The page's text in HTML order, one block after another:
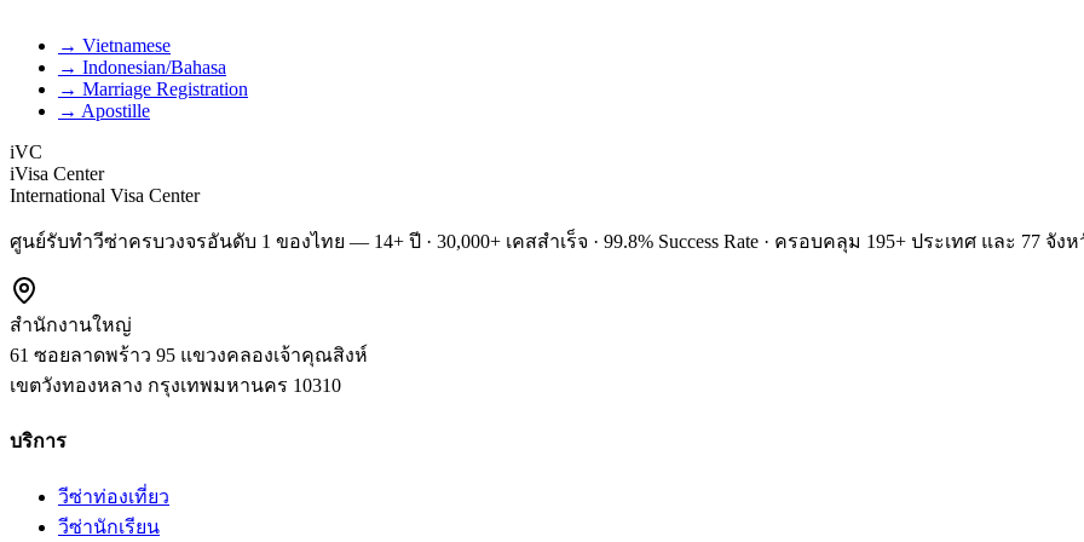
→ Vietnamese
→ Indonesian/Bahasa
→ Marriage Registration
→ Apostille
iVC
iVisa Center
International Visa Center
ศูนย์รับทำวีซ่าครบวงจรอันดับ 1 ของไทย — 14+ ปี · 30,000+ เคสสำเร็จ · 99.8% Success Rate · ครอบคลุม 195+ ประเทศ และ 77 จัง
สำนักงานใหญ่
61 ซอยลาดพร้าว 95 แขวงคลองเจ้าคุณสิงห์
เขตวังทองหลาง กรุงเทพมหานคร 10310
บริการ
วีซ่าท่องเที่ยว
วีซ่านักเรียน